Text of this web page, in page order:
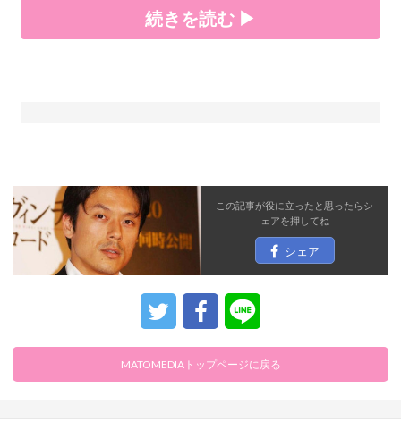
続きを読む ▶
この記事が役に立ったと思ったらシ
ェアを押してね
シェア
MATOMEDIAトップページに戻る